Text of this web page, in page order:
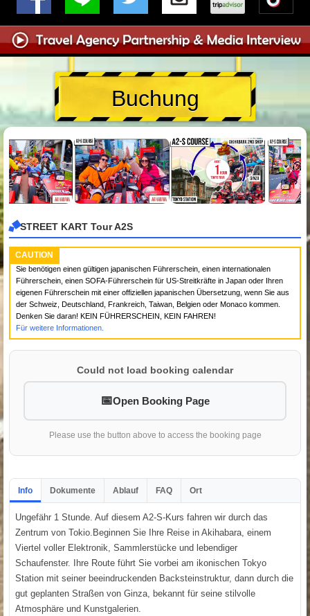
Buchung
STREET KART Tour A2S
CAUTION
Sie benötigen einen gültigen japanischen Führerschein, einen internationalen
Führerschein, einen SOFA-Führerschein für US-Streitkräfte in Japan oder Ihren
eigenen Führerschein mit einer offiziellen japanischen Übersetzung, wenn Sie aus
der Schweiz, Deutschland, Frankreich, Taiwan, Belgien oder Monaco kommen.
Denken Sie daran! KEIN FÜHRERSCHEIN, KEIN FAHREN!
Für weitere Informationen.
Could not load booking calendar
Open Booking Page
Please use the button above to access the booking page
Info Dokumente Ablauf FAQ Ort
Ungefähr 1 Stunde. Auf diesem A2-S-Kurs fahren wir durch das
Zentrum von Tokio.Beginnen Sie Ihre Reise in Akihabara, einem
Viertel voller Elektronik, Sammlerstücke und lebendiger
Schaufenster. Ihre Route führt Sie vorbei am ikonischen Tokyo
Station mit seiner beeindruckenden Backsteinstruktur, dann durch die
gut geplanten Straßen von Ginza, bekannt für seine stilvolle
Atmosphäre und Kunstgalerien.